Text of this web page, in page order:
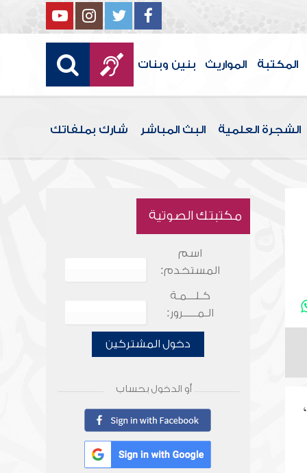
المكتبة المواريث بنين وبنات
الشجرة العلمية البث المباشر شارك بملفاتك
مكتبتك الصوتية
اسم
المستخدم:
كـلـــمـة
الـمـــــرور:
دخول المشتركين
أو الدخول بحساب